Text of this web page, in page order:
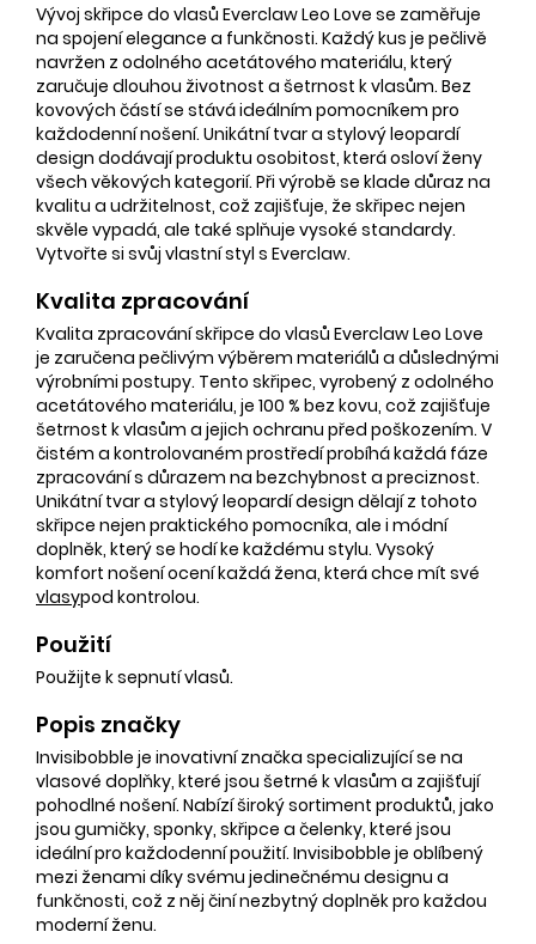
Vývoj skřipce do vlasů Everclaw Leo Love se zaměřuje
na spojení elegance a funkčnosti. Každý kus je pečlivě
navržen z odolného acetátového materiálu, který
zaručuje dlouhou životnost a šetrnost k vlasům. Bez
kovových částí se stává ideálním pomocníkem pro
každodenní nošení. Unikátní tvar a stylový leopardí
design dodávají produktu osobitost, která osloví ženy
všech věkových kategorií. Při výrobě se klade důraz na
kvalitu a udržitelnost, což zajišťuje, že skřipec nejen
skvěle vypadá, ale také splňuje vysoké standardy.
Vytvořte si svůj vlastní styl s Everclaw.
Kvalita zpracování
Kvalita zpracování skřipce do vlasů Everclaw Leo Love
je zaručena pečlivým výběrem materiálů a důslednými
výrobními postupy. Tento skřipec, vyrobený z odolného
acetátového materiálu, je 100 % bez kovu, což zajišťuje
šetrnost k vlasům a jejich ochranu před poškozením. V
čistém a kontrolovaném prostředí probíhá každá fáze
zpracování s důrazem na bezchybnost a preciznost.
Unikátní tvar a stylový leopardí design dělají z tohoto
skřipce nejen praktického pomocníka, ale i módní
doplněk, který se hodí ke každému stylu. Vysoký
komfort nošení ocení každá žena, která chce mít své
vlasypod kontrolou.
Použití
Použijte k sepnutí vlasů.
Popis značky
Invisibobble je inovativní značka specializující se na
vlasové doplňky, které jsou šetrné k vlasům a zajišťují
pohodlné nošení. Nabízí široký sortiment produktů, jako
jsou gumičky, sponky, skřipce a čelenky, které jsou
ideální pro každodenní použití. Invisibobble je oblíbený
mezi ženami díky svému jedinečnému designu a
funkčnosti, což z něj činí nezbytný doplněk pro každou
moderní ženu.